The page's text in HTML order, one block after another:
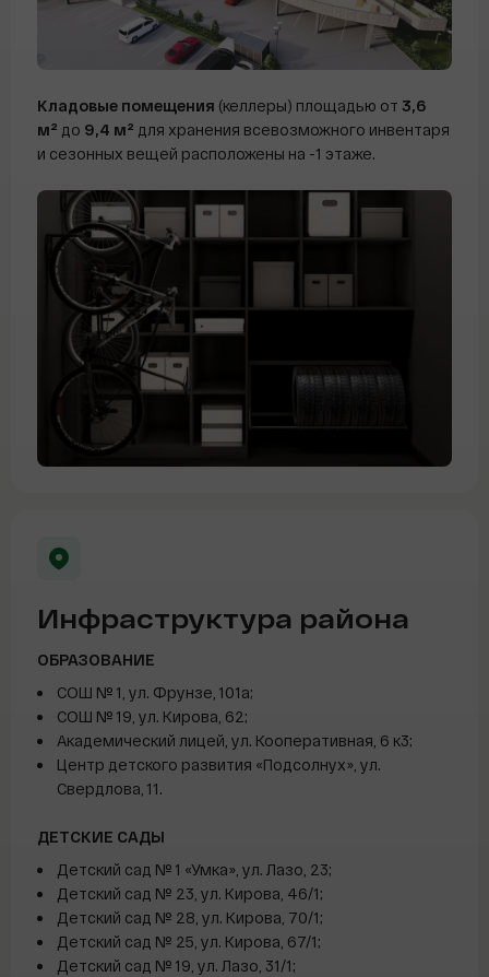
Кладовые помещения (келлеры) площадью от 3,6
м² до 9,4 м² для хранения всевозможного инвентаря
и сезонных вещей расположены на -1 этаже.
Инфраструктура района
ОБРАЗОВАНИЕ
СОШ № 1, ул. Фрунзе, 101а;
СОШ № 19, ул. Кирова, 62;
Академический лицей, ул. Кооперативная, 6 к3;
Центр детского развития «Подсолнух», ул.
Свердлова, 11.
ДЕТСКИЕ САДЫ
Детский сад № 1 «Умка», ул. Лазо, 23;
Детский сад № 23, ул. Кирова, 46/1;
Детский сад № 28, ул. Кирова, 70/1;
Детский сад № 25, ул. Кирова, 67/1;
Детский сад № 19, ул. Лазо, 31/1;